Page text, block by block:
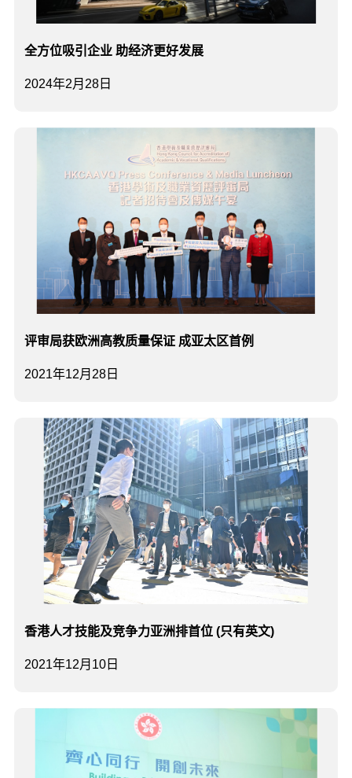
2024年2月28日
全方位吸引企业 助经济更好发展
2021年12月28日
评审局获欧洲高教质量保证 成亚太区首例
2021年12月10日
香港人才技能及竞争力亚洲排首位 (只有英文)